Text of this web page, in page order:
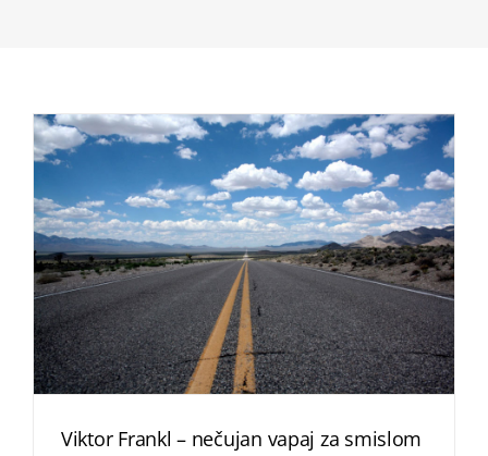
Viktor Frankl – nečujan vapaj za smislom